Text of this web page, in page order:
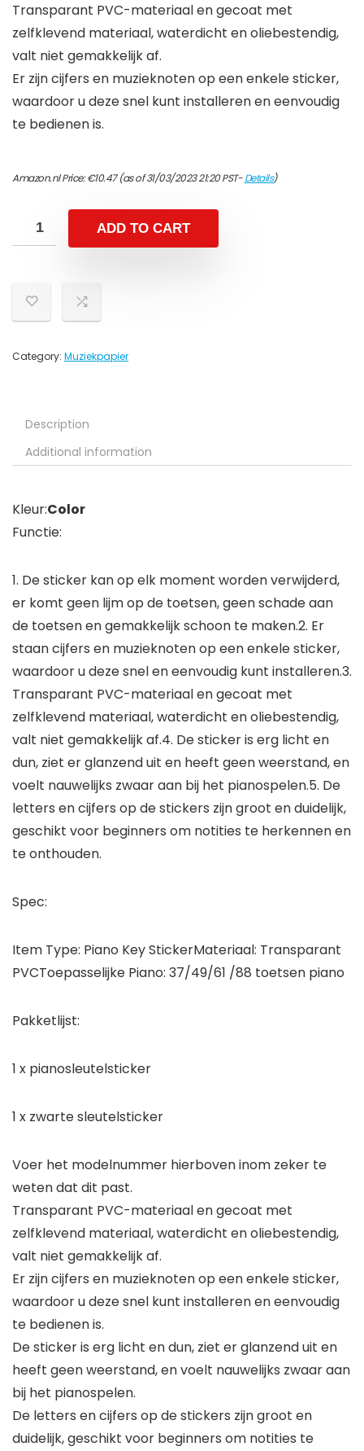
Transparant PVC-materiaal en gecoat met
zelfklevend materiaal, waterdicht en oliebestendig,
valt niet gemakkelijk af.
Er zijn cijfers en muzieknoten op een enkele sticker,
waardoor u deze snel kunt installeren en eenvoudig
te bedienen is.
Amazon.nl Price:€10.47(as of 31/03/2023 21:20 PST-Details)
ADD TO CART
Category: Muziekpapier
Description
Additional information
Kleur:Color
Functie:
1. De sticker kan op elk moment worden verwijderd,
er komt geen lijm op de toetsen, geen schade aan
de toetsen en gemakkelijk schoon te maken.2. Er
staan ​​cijfers en muzieknoten op een enkele sticker,
waardoor u deze snel en eenvoudig kunt installeren.3.
Transparant PVC-materiaal en gecoat met
zelfklevend materiaal, waterdicht en oliebestendig,
valt niet gemakkelijk af.4. De sticker is erg licht en
dun, ziet er glanzend uit en heeft geen weerstand, en
voelt nauwelijks zwaar aan bij het pianospelen.5. De
letters en cijfers op de stickers zijn groot en duidelijk,
geschikt voor beginners om notities te herkennen en
te onthouden.
Spec:
Item Type: Piano Key StickerMateriaal: Transparant
PVCToepasselijke Piano: 37/49/61 /88 toetsen piano
Pakketlijst:
1 x pianosleutelsticker
1 x zwarte sleutelsticker
Voer het modelnummer hierboven inom zeker te
weten dat dit past.
Transparant PVC-materiaal en gecoat met
zelfklevend materiaal, waterdicht en oliebestendig,
valt niet gemakkelijk af.
Er zijn cijfers en muzieknoten op een enkele sticker,
waardoor u deze snel kunt installeren en eenvoudig
te bedienen is.
De sticker is erg licht en dun, ziet er glanzend uit en
heeft geen weerstand, en voelt nauwelijks zwaar aan
bij het pianospelen.
De letters en cijfers op de stickers zijn groot en
duidelijk, geschikt voor beginners om notities te